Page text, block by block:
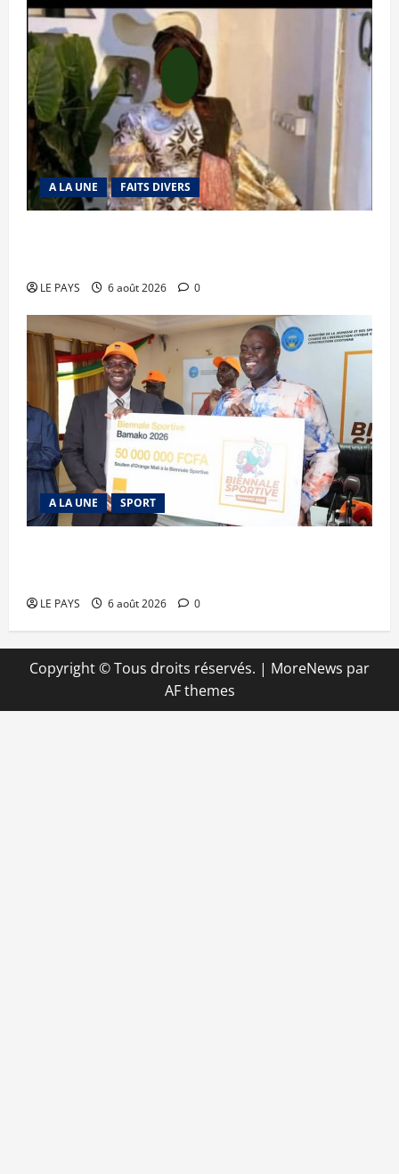
A LA UNE FAITS DIVERS
LE PAYS 6 août 2026 0
A LA UNE SPORT
LE PAYS 6 août 2026 0
Copyright © Tous droits réservés. | MoreNews par
AF themes